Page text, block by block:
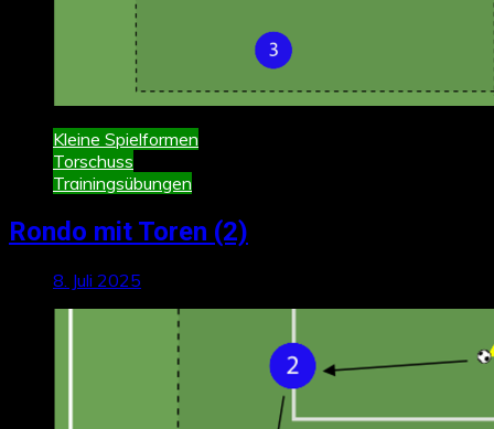
Kleine Spielformen
Torschuss
Trainingsübungen
Rondo mit Toren (2)
8. Juli 2025